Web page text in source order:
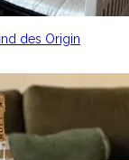
des Origin